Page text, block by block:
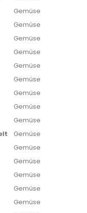
Gemüse
Gemüse
Gemüse
Gemüse
Gemüse
Gemüse
Gemüse
Gemüse
Gemüse
Gemüse
Gemüse
Gemüse
Gemüse
Gemüse
Gemüse